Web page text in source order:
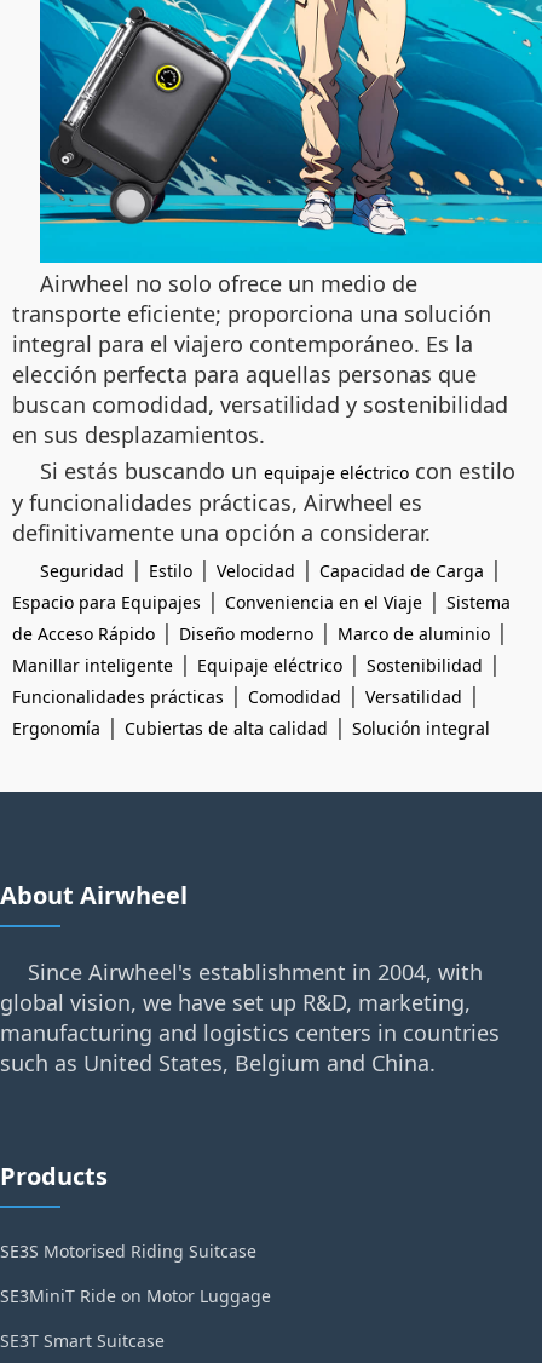
Airwheel no solo ofrece un medio de
transporte eficiente; proporciona una solución
integral para el viajero contemporáneo. Es la
elección perfecta para aquellas personas que
buscan comodidad, versatilidad y sostenibilidad
en sus desplazamientos.
Si estás buscando un equipaje eléctrico con estilo
y funcionalidades prácticas, Airwheel es
definitivamente una opción a considerar.
Seguridad | Estilo | Velocidad | Capacidad de Carga |
Espacio para Equipajes | Conveniencia en el Viaje | Sistema
de Acceso Rápido | Diseño moderno | Marco de aluminio |
Manillar inteligente | Equipaje eléctrico | Sostenibilidad |
Funcionalidades prácticas | Comodidad | Versatilidad |
Ergonomía | Cubiertas de alta calidad | Solución integral
About Airwheel
Since Airwheel's establishment in 2004, with
global vision, we have set up R&D, marketing,
manufacturing and logistics centers in countries
such as United States, Belgium and China.
Products
SE3S Motorised Riding Suitcase
SE3MiniT Ride on Motor Luggage
SE3T Smart Suitcase